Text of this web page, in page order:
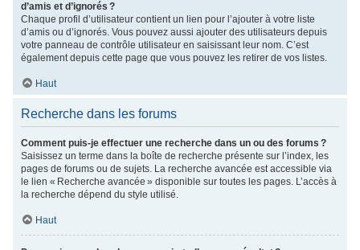
d’amis et d’ignorés ?
Chaque profil d’utilisateur contient un lien pour l’ajouter à votre liste
d’amis ou d’ignorés. Vous pouvez aussi ajouter des utilisateurs depuis
votre panneau de contrôle utilisateur en saisissant leur nom. C’est
également depuis cette page que vous pouvez les retirer de vos listes.
Haut
Recherche dans les forums
Comment puis-je effectuer une recherche dans un ou des forums ?
Saisissez un terme dans la boîte de recherche présente sur l’index, les
pages de forums ou de sujets. La recherche avancée est accessible via
le lien « Recherche avancée » disponible sur toutes les pages. L’accès à
la recherche dépend du style utilisé.
Haut